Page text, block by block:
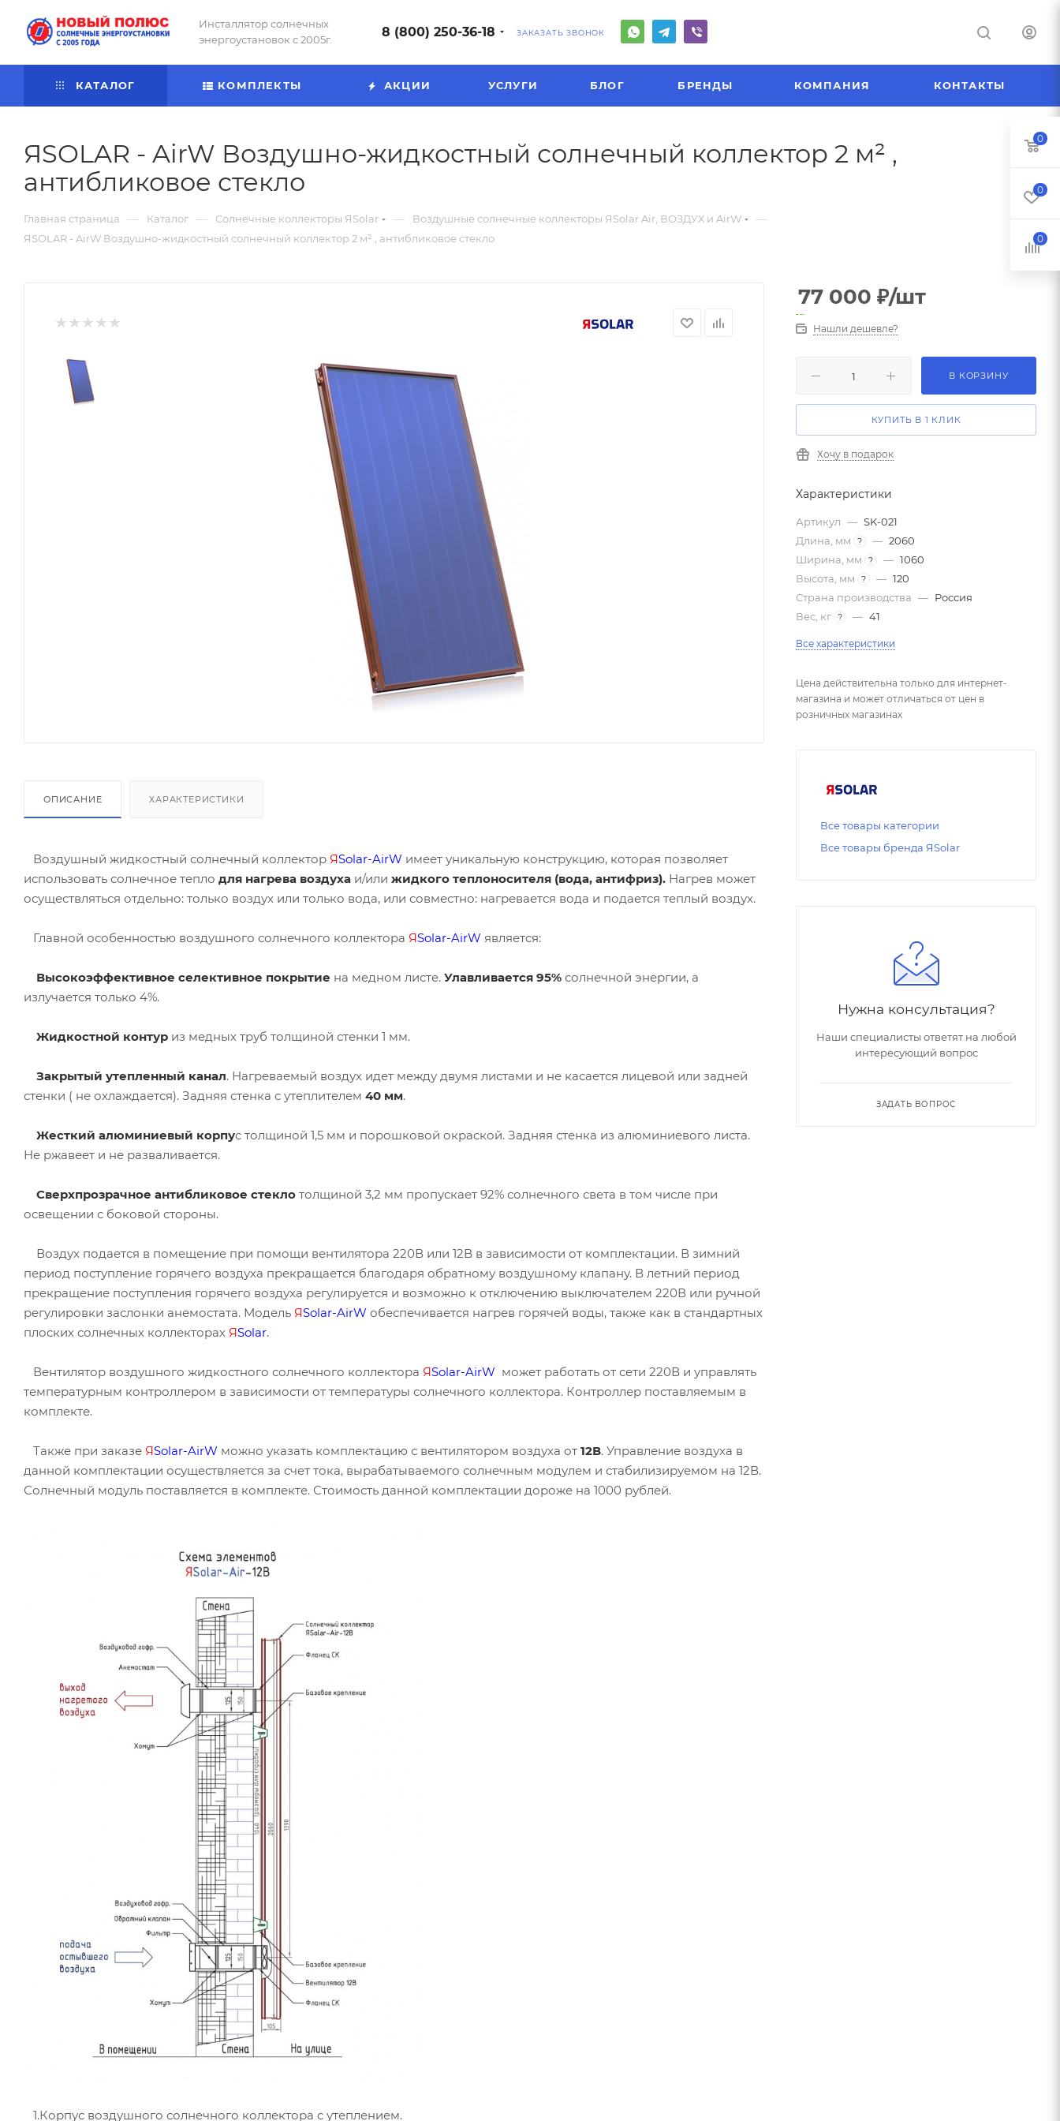
Инсталлятор солнечных
энергоустановок с 2005г.
8 (800) 250-36-18 ЗАКАЗАТЬ ЗВОНОК
КАТАЛОГ КОМПЛЕКТЫ АКЦИИ УСЛУГИ БЛОГ БРЕНДЫ КОМПАНИЯ КОНТАКТЫ
ЯSOLAR - AirW Воздушно-жидкостный солнечный коллектор 2 м² ,
антибликовое стекло
Главная страница — Каталог — Солнечные коллекторы ЯSolar — Воздушные солнечные коллекторы ЯSolar Air, ВОЗДУХ и AirW —
ЯSOLAR - AirW Воздушно-жидкостный солнечный коллектор 2 м² , антибликовое стекло
ОПИСАНИЕ ХАРАКТЕРИСТИКИ
Воздушный жидкостный солнечный коллектор ЯSolar-AirW имеет уникальную конструкцию, которая позволяет
использовать солнечное тепло для нагрева воздуха и/или жидкого теплоносителя (вода, антифриз). Нагрев может
осуществляться отдельно: только воздух или только вода, или совместно: нагревается вода и подается теплый воздух.
Главной особенностью воздушного солнечного коллектора ЯSolar-AirW является:
Высокоэффективное селективное покрытие на медном листе. Улавливается 95% солнечной энергии, а
излучается только 4%.
Жидкостной контур из медных труб толщиной стенки 1 мм.
Закрытый утепленный канал. Нагреваемый воздух идет между двумя листами и не касается лицевой или задней
стенки ( не охлаждается). Задняя стенка с утеплителем 40 мм.
Жесткий алюминиевый корпус толщиной 1,5 мм и порошковой окраской. Задняя стенка из алюминиевого листа.
Не ржавеет и не разваливается.
Сверхпрозрачное антибликовое стекло толщиной 3,2 мм пропускает 92% солнечного света в том числе при
освещении с боковой стороны.
Воздух подается в помещение при помощи вентилятора 220В или 12В в зависимости от комплектации. В зимний
период поступление горячего воздуха прекращается благодаря обратному воздушному клапану. В летний период
прекращение поступления горячего воздуха регулируется и возможно к отключению выключателем 220В или ручной
регулировки заслонки анемостата. Модель ЯSolar-AirW обеспечивается нагрев горячей воды, также как в стандартных
плоских солнечных коллекторах ЯSolar.
Вентилятор воздушного жидкостного солнечного коллектора ЯSolar-AirW может работать от сети 220В и управлять
температурным контроллером в зависимости от температуры солнечного коллектора. Контроллер поставляемым в
комплекте.
Также при заказе ЯSolar-AirW можно указать комплектацию с вентилятором воздуха от 12В. Управление воздуха в
данной комплектации осуществляется за счет тока, вырабатываемого солнечным модулем и стабилизируемом на 12В.
Солнечный модуль поставляется в комплекте. Стоимость данной комплектации дороже на 1000 рублей.
1.Корпус воздушного солнечного коллектора с утеплением.
77 000 ₽/шт
Нашли дешевле?
В КОРЗИНУ
КУПИТЬ В 1 КЛИК
Хочу в подарок
Характеристики
Артикул — SK-021
Длина, мм
? — 2060
Ширина, мм
? — 1060
Высота, мм
? — 120
Страна производства — Россия
Вес, кг ? — 41
Все характеристики
Цена действительна только для интернет-
магазина и может отличаться от цен в
розничных магазинах
Все товары категории
Все товары бренда ЯSolar
Нужна консультация?
Наши специалисты ответят на любой
интересующий вопрос
ЗАДАТЬ ВОПРОС
0
0
0